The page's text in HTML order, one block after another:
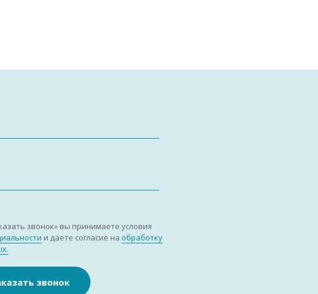
звонок» вы принимаете условия
и даете согласие на обработку
звонок